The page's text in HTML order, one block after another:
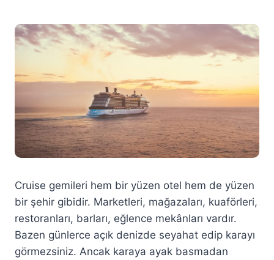
Cruise gemileri hem bir yüzen otel hem de yüzen
bir şehir gibidir. Marketleri, mağazaları, kuaförleri,
restoranları, barları, eğlence mekânları vardır.
Bazen günlerce açık denizde seyahat edip karayı
görmezsiniz. Ancak karaya ayak basmadan